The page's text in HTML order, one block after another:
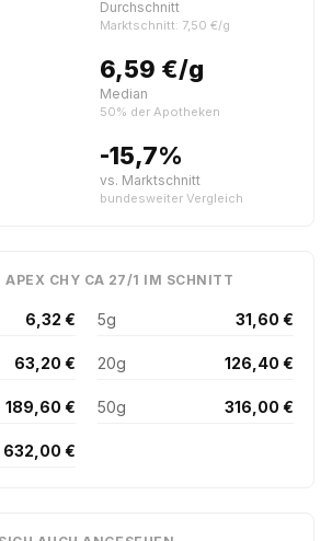
Durchschnitt
Marktschnitt: 7,50 €/g
6,59 €/g
Median
50% der Apotheken
-15,7%
vs. Marktschnitt
bundesweiter Vergleich
APEX CHY CA 27/1 IM SCHNITT
6,32 € 5g 31,60 €
63,20 € 20g 126,40 €
189,60 € 50g 316,00 €
632,00 €